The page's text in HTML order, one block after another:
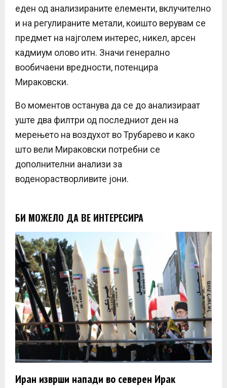
еден од анализираните елементи, вклучително
и на регулираните метали, коишто верувам се
предмет на најголем интерес, никел, арсен
кадмиум олово итн. Значи генерално
вообичаени вредности, потенцира
Мираковски.
Во моментов останува да се до анализираат
уште два филтри од последниот ден на
мерењето на воздухот во Трубарево и како
што вели Мираковски потребни се
дополнителни анализи за
воденорастворливите јони.
БИ МОЖЕЛО ДА ВЕ ИНТЕРЕСИРА
Иран изврши напади во северен Ирак